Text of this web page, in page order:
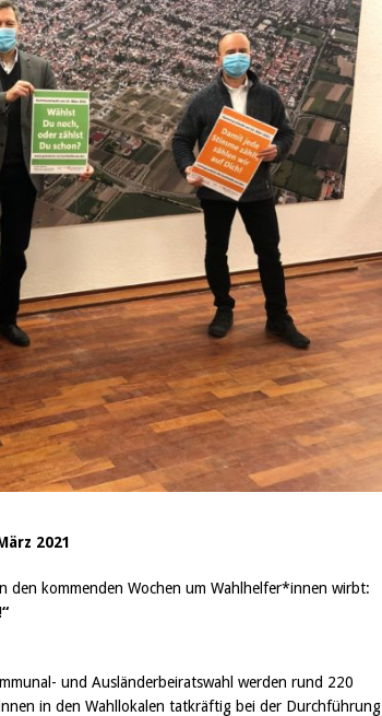
gehen aus…. IN EIGENER SACHE
2021
den kommenden Wochen um Wahlhelfer*innen wirbt:
und Ausländerbeiratswahl werden rund 220
in den Wahllokalen tatkräftig bei der Durchführung